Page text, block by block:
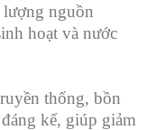
nguồn
hoạt và nước
thống, bồn
kể, giúp giảm